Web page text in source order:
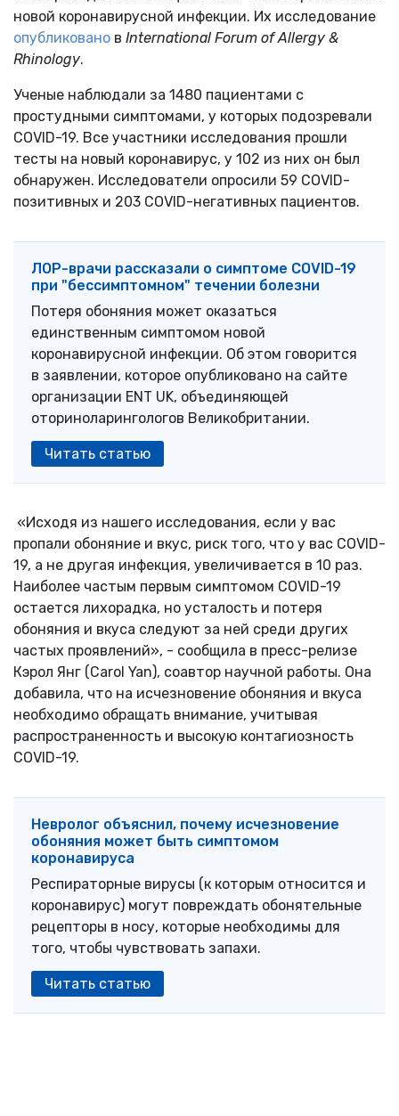
новой коронавирусной инфекции. Их исследование
опубликовано в International Forum of Allergy &
Rhinology.
Ученые наблюдали за 1480 пациентами с
простудными симптомами, у которых подозревали
COVID-19. Все участники исследования прошли
тесты на новый коронавирус, у 102 из них он был
обнаружен. Исследователи опросили 59 COVID-
позитивных и 203 COVID-негативных пациентов.
ЛОР-врачи рассказали о симптоме COVID-19
при "бессимптомном" течении болезни
Потеря обоняния может оказаться
единственным симптомом новой
коронавирусной инфекции. Об этом говорится
в заявлении, которое опубликовано на сайте
организации ENT UK, объединяющей
оториноларингологов Великобритании.
Читать статью
«Исходя из нашего исследования, если у вас
пропали обоняние и вкус, риск того, что у вас COVID-
19, а не другая инфекция, увеличивается в 10 раз.
Наиболее частым первым симптомом COVID-19
остается лихорадка, но усталость и потеря
обоняния и вкуса следуют за ней среди других
частых проявлений», - сообщила в пресс-релизе
Кэрол Янг (Carol Yan), соавтор научной работы. Она
добавила, что на исчезновение обоняния и вкуса
необходимо обращать внимание, учитывая
распространенность и высокую контагиозность
COVID-19.
Невролог объяснил, почему исчезновение
обоняния может быть симптомом
коронавируса
Респираторные вирусы (к которым относится и
коронавирус) могут повреждать обонятельные
рецепторы в носу, которые необходимы для
того, чтобы чувствовать запахи.
Читать статью